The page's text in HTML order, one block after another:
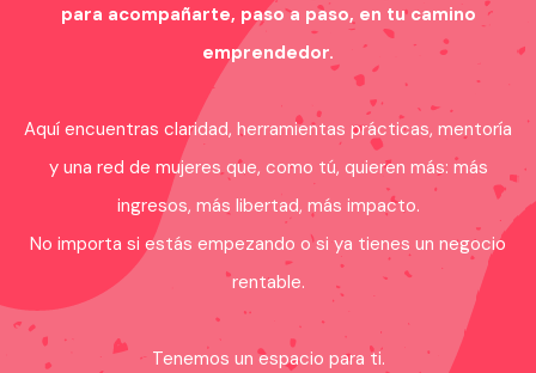
para acompañarte, paso a paso, en tu camino
emprendedor.
Aquí encuentras claridad, herramientas prácticas, mentoría
y una red de mujeres que, como tú, quieren más: más
ingresos, más libertad, más impacto.
No importa si estás empezando o si ya tienes un negocio
rentable.
Tenemos un espacio para ti.